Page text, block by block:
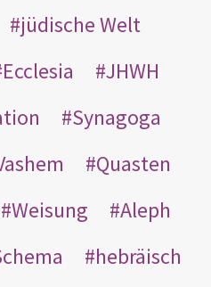
jüdische Welt
Ecclesia
JHWH
Synagoga
Quasten
Weisung
Aleph
hebräisch